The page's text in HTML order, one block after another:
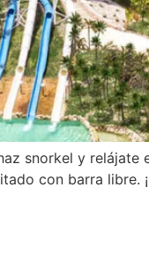
snorkel y
con barra libre.